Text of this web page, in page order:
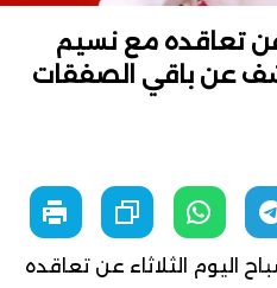
عن تعاقده مع نسيم
عن باقي الصفقات
اليوم الثلاثاء عن تعاقده